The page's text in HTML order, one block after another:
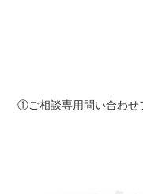
①ご相談専用問い合わせ